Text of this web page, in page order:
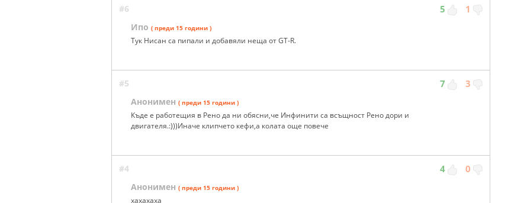
#6 5 1
Ипо ( преди 15 години )
Тук Нисан са пипали и добавяли неща от GT-R.
#5 7 3
Анонимен ( преди 15 години )
Къде е работещия в Рено да ни обясни,че Инфинити са всъщност Рено дори и
двигателя.:)))Иначе клипчето кефи,а колата още повече
#4 4 0
Анонимен ( преди 15 години )
xaxaxaxa